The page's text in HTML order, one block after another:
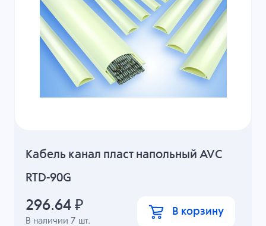
Кабель канал пласт напольный AVC
RTD-90G
В наличии 7 шт.
296.64 ₽ В корзину